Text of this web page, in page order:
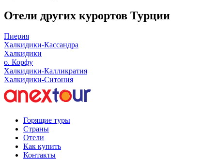
Отели других курортов Турции
Пиерия
Халкидики-Кассандра
Халкидики
о. Корфу
Халкидики-Калликратия
Халкидики-Ситония
Горящие туры
Страны
Отели
Как купить
Контакты